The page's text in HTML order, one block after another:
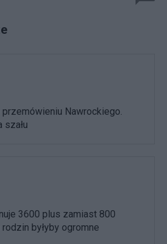
przemówieniu Nawrockiego.
szału
3600 plus zamiast 800
byłyby ogromne